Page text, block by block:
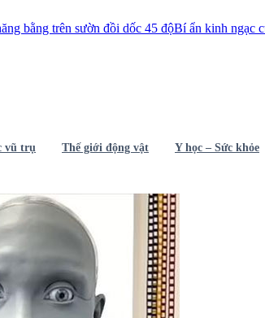
sườn đồi dốc 45 độBí ẩn kinh ngạc của vương
vũ trụ Thế giới động vật Y học – Sức khỏe